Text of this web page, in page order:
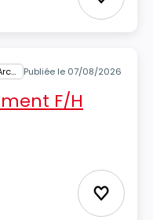
Ajouter
BTP / Matériaux de construction / Architecture Publiée le 07/08/2026
F/H
Ajouter